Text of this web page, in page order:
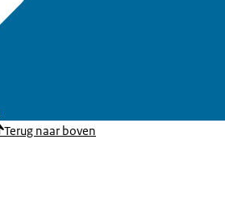
Terug naar boven